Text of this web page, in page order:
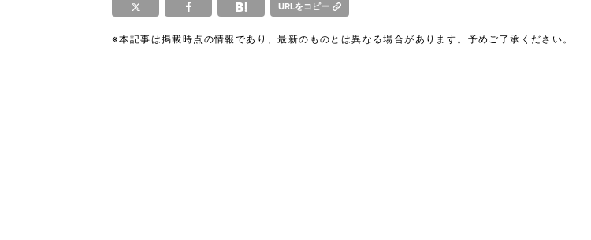
URLをコピー
※本記事は掲載時点の情報であり、最新のものとは異なる場合があります。予めご了承ください。